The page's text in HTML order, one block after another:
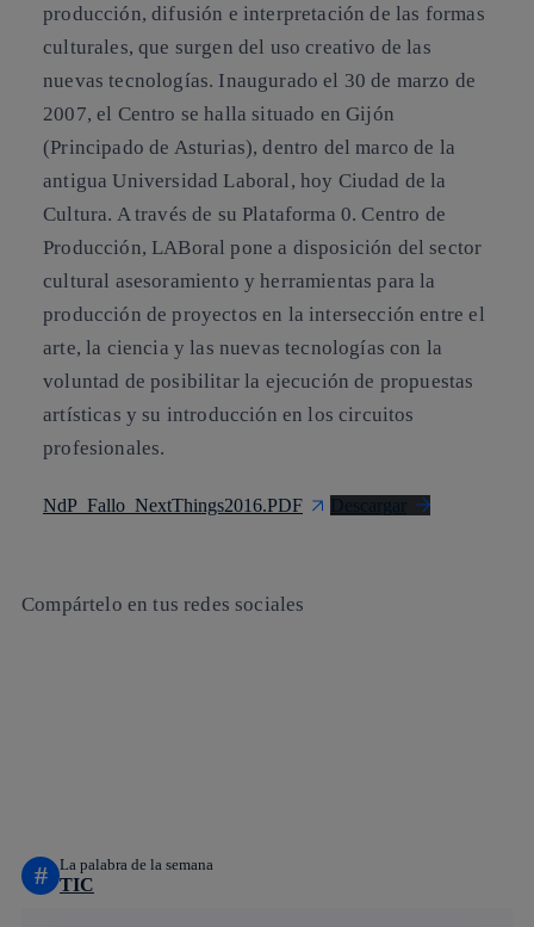
producción, difusión e interpretación de las formas
culturales, que surgen del uso creativo de las
nuevas tecnologías. Inaugurado el 30 de marzo de
2007, el Centro se halla situado en Gijón
(Principado de Asturias), dentro del marco de la
antigua Universidad Laboral, hoy Ciudad de la
Cultura. A través de su Plataforma 0. Centro de
Producción, LABoral pone a disposición del sector
cultural asesoramiento y herramientas para la
producción de proyectos en la intersección entre el
arte, la ciencia y las nuevas tecnologías con la
voluntad de posibilitar la ejecución de propuestas
artísticas y su introducción en los circuitos
profesionales.
NdP_Fallo_NextThings2016.PDF Descargar
Compártelo en tus redes sociales
# La palabra de la semana
TIC